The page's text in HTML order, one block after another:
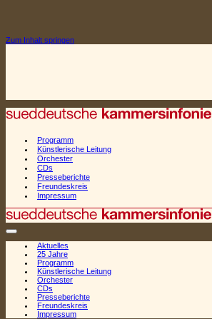
Zum Inhalt springen
Programm
Künstlerische Leitung
Orchester
CDs
Presseberichte
Freundeskreis
Impressum
Navigationsmenü
Aktuelles
25 Jahre
Programm
Künstlerische Leitung
Orchester
CDs
Presseberichte
Freundeskreis
Impressum